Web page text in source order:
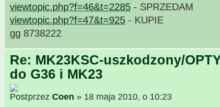
viewtopic.php?f=46&t=2285 - SPRZEDAM
viewtopic.php?f=47&t=925 - KUPIE
gg 8738222
Re: MK23KSC-uszkodzony/
do G36 i MK23
przez Coen » 18 maja 2010, o 10:23